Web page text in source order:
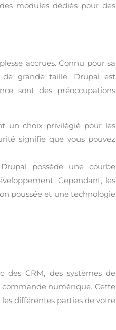
modules dédiés pour des
accrues. Connu pour sa
de grande taille. Drupal est
sont des préoccupations
un choix privilégié pour les
signifie que vous pouvez
possède une courbe
Cependant, les
poussée et une technologie
des CRM, des systèmes de
numérique. Cette
différentes parties de votre